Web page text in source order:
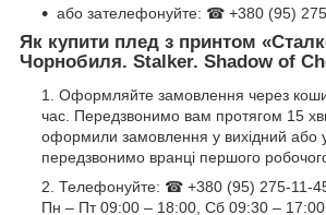
або зателефонуйте: ☎ +380 (95)
Як купити плед з принтом
Чорнобиля. Stalker. Shadow of
Оформляйте замовлення через
час. Передзвонимо вам протягом 15
оформили замовлення у вихідний або
передзвонимо вранці першого
Телефонуйте: ☎ +380 (95) 275-11-
Пн – Пт 09:00 – 18:00, Сб 09:30 –